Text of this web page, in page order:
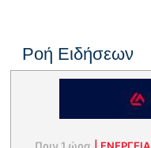
Ροή Ειδήσεων